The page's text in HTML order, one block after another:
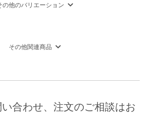
の他のバリエーション
その他関連商品
合わせ、注文のご相談はお